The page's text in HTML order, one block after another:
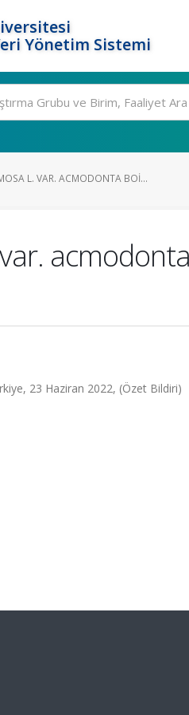
Yönetim Sistemi
L. VAR. ACMODONTA BOI...
23 Haziran 2022, (Özet Bildiri)